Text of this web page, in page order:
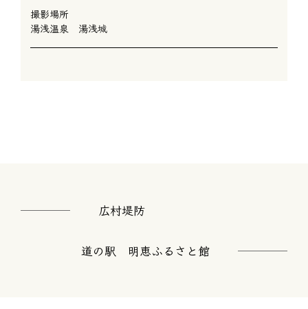
撮影場所
湯浅温泉 湯浅城
広村堤防
道の駅 明恵ふるさと館